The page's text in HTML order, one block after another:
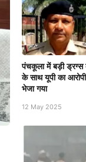
पंचकूला में बड़ी ड्रग्स
के साथ यूपी का
भेजा गया
12 May 2025